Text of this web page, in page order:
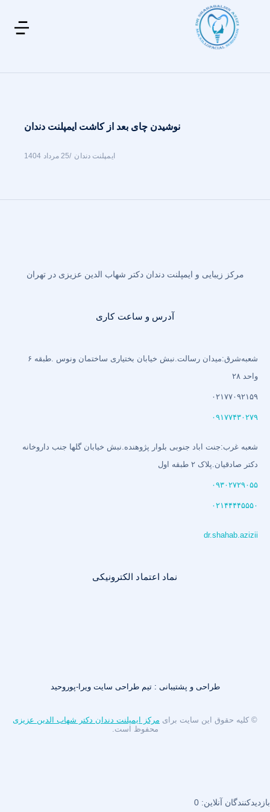
نوشیدن چای بعد از کاشت ایمپلنت دندان
ایمپلنت دندان 25 مرداد 1404
مرکز زیبایی و ایمپلنت دندان دکتر شهاب الدین عزیزی در تهران
آدرس و ساعت کاری
شعبه‌شرق:میدان رسالت.نبش خیابان بختیاری‌ ساختمان ونوس .طبقه ۶
واحد ۲۸
۰۲۱۷۷۰۹۲۱۵۹
۰۹۱۷۷۴۳۰۲۷۹
شعبه غرب:جنت اباد جنوبی بلوار پژوهنده.نبش خیابان گلها جنب داروخانه
دکتر صادقیان.پلاک ۲ طبقه اول
۰۹۳۰۲۷۲۹۰۵۵
۰۲۱۴۴۴۴۵۵۵۰
dr.shahab.azizii
نماد اعتماد الکترونیکی
© کلیه حقوق این سایت برای مرکز ایمپلنت دندان دکتر شهاب الدین عزیزی
محفوظ است.
طراحی و پشتیبانی : تیم طراحی سایت ویرا-پوروحید
بازدیدکنندگان آنلاین: 0